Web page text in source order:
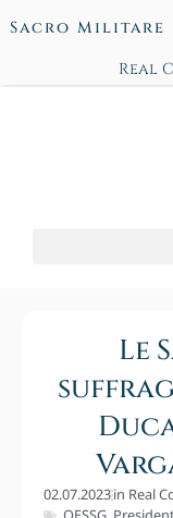
Sacro Militare
Real
Le
02.07.2023in Real